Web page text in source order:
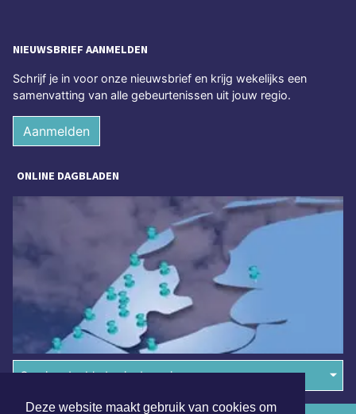
Deze website maakt gebruik van cookies om
NIEUWSBRIEF AANMELDEN
Schrijf je in voor onze nieuwsbrief en krijg wekelijks een
samenvatting van alle gebeurtenissen uit jouw regio.
Aanmelden
ONLINE DAGBLADEN
Overige dagbladen in de regio